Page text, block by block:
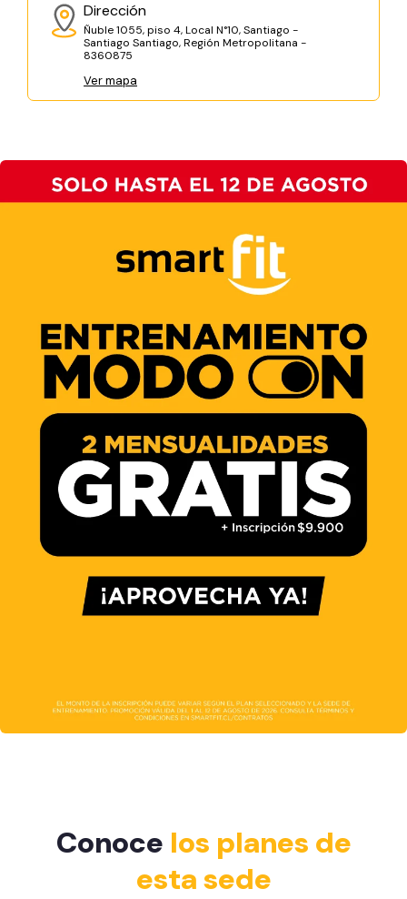
Dirección
Ñuble 1055, piso 4, Local N°10, Santiago -
Santiago Santiago, Región Metropolitana -
8360875
Ver mapa
Conoce los planes de
esta sede